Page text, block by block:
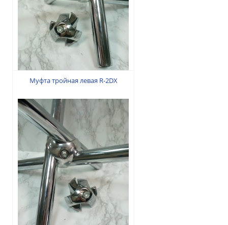
30 грн.
Муфта тройная левая R-2DX
30 грн.